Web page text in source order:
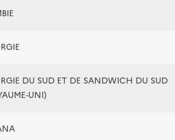
DU SUD ET DE SANDWICH DU SUD
UNI)